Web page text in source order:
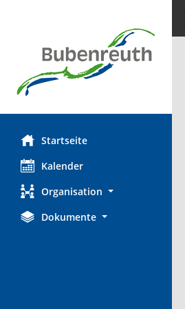
Startseite
Kalender
Organisation
Dokumente